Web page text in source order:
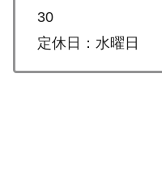
30
定休日：水曜日